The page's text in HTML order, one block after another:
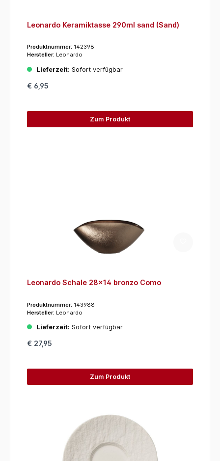
Leonardo Keramiktasse 290ml sand (Sand)
Produktnummer: 142398
Hersteller: Leonardo
Lieferzeit: Sofort verfügbar
€ 6,95
Zum Produkt
Leonardo Schale 28x14 bronzo Como
Produktnummer: 143988
Hersteller: Leonardo
Lieferzeit: Sofort verfügbar
€ 27,95
Zum Produkt